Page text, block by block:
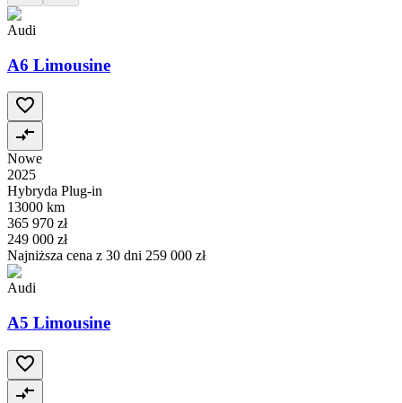
Audi
A6 Limousine
Nowe
2025
Hybryda Plug-in
13000 km
365 970 zł
249 000 zł
Najniższa cena z 30 dni 259 000 zł
Audi
A5 Limousine